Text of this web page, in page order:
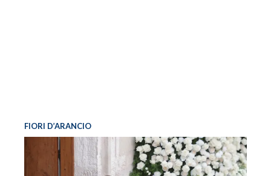
FIORI D’ARANCIO